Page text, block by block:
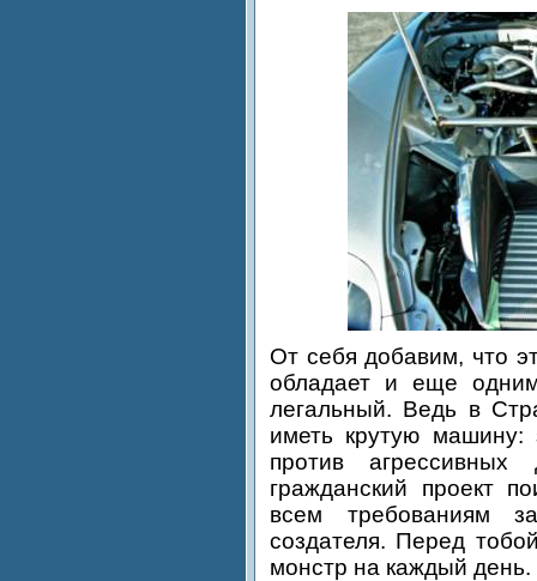
От себя добавим, что
обладает и еще
легальный. Ведь в
иметь крутую машину:
против
гражданский проект
всем требованиям
создателя. Перед
монстр на каждый день.